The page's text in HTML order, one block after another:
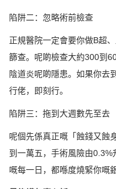
陷阱二：忽略術前檢查
正規醫院一定會要你做B超
篩查。呢啲檢查大約300到
陰道炎呢啲隱患。如果你去
行佬，即刻行。
陷阱三：拖到大週數先至去
呢個先係真正嘅「蝕錢又蝕
到一萬五，手術風險由
嘅每一日，都喺度燒緊你嘅